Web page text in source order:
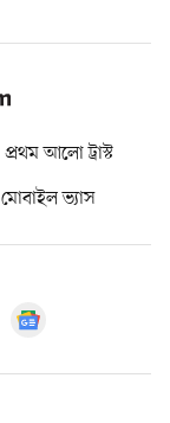
প্রথম আলো ট্রাস্ট
মোবাইল ভ্যাস